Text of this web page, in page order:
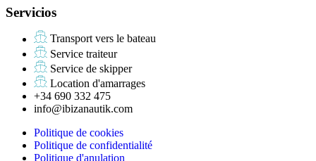
Servicios
Transport vers le bateau
Service traiteur
Service de skipper
Location d'amarrages
+34 690 332 475
info@ibizanautik.com
Politique de cookies
Politique de confidentialité
Politique d'anulation